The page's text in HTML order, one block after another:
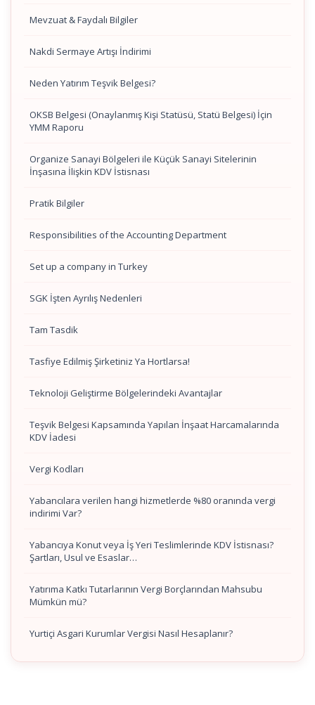
Mevzuat & Faydalı Bilgiler
Nakdi Sermaye Artışı İndirimi
Neden Yatırım Teşvik Belgesi?
OKSB Belgesi (Onaylanmış Kişi Statüsü, Statü Belgesi) İçin
YMM Raporu
Organize Sanayi Bölgeleri ile Küçük Sanayi Sitelerinin
İnşasına İlişkin KDV İstisnası
Pratik Bilgiler
Responsibilities of the Accounting Department
Set up a company in Turkey
SGK İşten Ayrılış Nedenleri
Tam Tasdik
Tasfiye Edilmiş Şirketiniz Ya Hortlarsa!
Teknoloji Geliştirme Bölgelerindeki Avantajlar
Teşvik Belgesi Kapsamında Yapılan İnşaat Harcamalarında
KDV İadesi
Vergi Kodları
Yabancılara verilen hangi hizmetlerde %80 oranında vergi
indirimi Var?
Yabancıya Konut veya İş Yeri Teslimlerinde KDV İstisnası?
Şartları, Usul ve Esaslar…
Yatırıma Katkı Tutarlarının Vergi Borçlarından Mahsubu
Mümkün mü?
Yurtiçi Asgari Kurumlar Vergisi Nasıl Hesaplanır?